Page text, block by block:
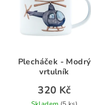
Plecháček - Modrý
vrtulník
320 Kč